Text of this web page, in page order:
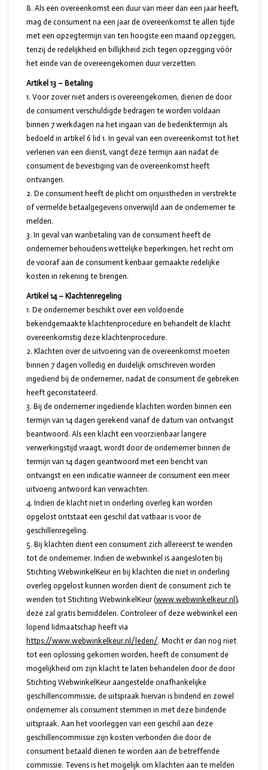
Als een overeenkomst een duur van meer dan een jaar heeft,
mag de consument na een jaar de overeenkomst te allen tijde
met een opzegtermijn van ten hoogste een maand opzeggen,
tenzij de redelijkheid en billijkheid zich tegen opzegging vóór
het einde van de overeengekomen duur verzetten.
Artikel 13 – Betaling
Voor zover niet anders is overeengekomen, dienen de door
de consument verschuldigde bedragen te worden voldaan
binnen 7 werkdagen na het ingaan van de bedenktermijn als
bedoeld in artikel 6 lid 1. In geval van een overeenkomst tot het
verlenen van een dienst, vangt deze termijn aan nadat de
consument de bevestiging van de overeenkomst heeft
ontvangen.
De consument heeft de plicht om onjuistheden in verstrekte
of vermelde betaalgegevens onverwijld aan de ondernemer te
melden.
In geval van wanbetaling van de consument heeft de
ondernemer behoudens wettelijke beperkingen, het recht om
de vooraf aan de consument kenbaar gemaakte redelijke
kosten in rekening te brengen.
Artikel 14 – Klachtenregeling
De ondernemer beschikt over een voldoende
bekendgemaakte klachtenprocedure en behandelt de klacht
overeenkomstig deze klachtenprocedure.
Klachten over de uitvoering van de overeenkomst moeten
binnen 7 dagen volledig en duidelijk omschreven worden
ingediend bij de ondernemer, nadat de consument de gebreken
heeft geconstateerd.
Bij de ondernemer ingediende klachten worden binnen een
termijn van 14 dagen gerekend vanaf de datum van ontvangst
beantwoord. Als een klacht een voorzienbaar langere
verwerkingstijd vraagt, wordt door de ondernemer binnen de
termijn van 14 dagen geantwoord met een bericht van
ontvangst en een indicatie wanneer de consument een meer
uitvoerig antwoord kan verwachten.
Indien de klacht niet in onderling overleg kan worden
opgelost ontstaat een geschil dat vatbaar is voor de
geschillenregeling.
Bij klachten dient een consument zich allereerst te wenden
tot de ondernemer. Indien de webwinkel is aangesloten bij
Stichting WebwinkelKeur en bij klachten die niet in onderling
overleg opgelost kunnen worden dient de consument zich te
wenden tot Stichting WebwinkelKeur (www.webwinkelkeur.nl ),
deze zal gratis bemiddelen. Controleer of deze webwinkel een
lopend lidmaatschap heeft via
https://www.webwinkelkeur.nl/leden/. Mocht er dan nog niet
tot een oplossing gekomen worden, heeft de consument de
mogelijkheid om zijn klacht te laten behandelen door de door
Stichting WebwinkelKeur aangestelde onafhankelijke
geschillencommissie, de uitspraak hiervan is bindend en zowel
ondernemer als consument stemmen in met deze bindende
uitspraak. Aan het voorleggen van een geschil aan deze
geschillencommissie zijn kosten verbonden die door de
consument betaald dienen te worden aan de betreffende
commissie. Tevens is het mogelijk om klachten aan te melden